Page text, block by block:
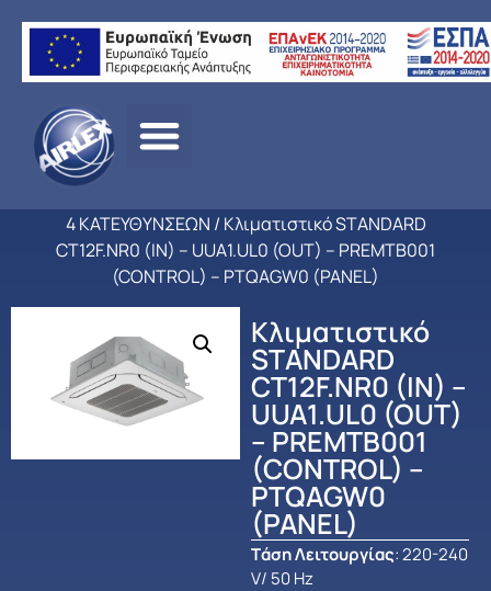
σελίδα/ΠΡΟΪΟΝΤΑ
4 ΚΑΤΕΥΘΥΝΣΕΩΝ / Κλιματιστικό STANDARD
CT12F.NR0 (IN) – UUA1.UL0 (OUT) – PREMTB001
(CONTROL) – PTQAGW0 (PANEL)
Κλιματιστικό
STANDARD
CT12F.NR0 (IN) –
UUA1.UL0 (OUT)
– PREMTB001
(CONTROL) –
PTQAGW0
(PANEL)
Tάση Λειτουργίας: 220-240
V/ 50 Hz